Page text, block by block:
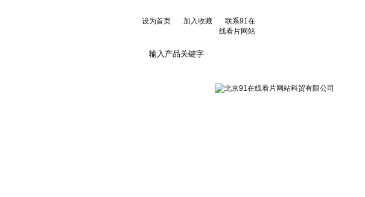
设为首页
加入收藏
联系91在
线看片网站